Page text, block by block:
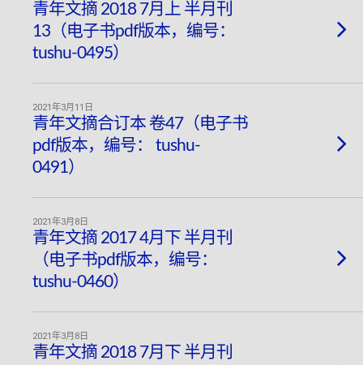
青年文摘 2018 7月上 半月刊
13（电子书pdf版本，编号：
tushu-0495）
2021年3月11日
青年文摘合订本 卷47（电子书
pdf版本，编号： tushu-
0491）
2021年3月8日
青年文摘 2017 4月下 半月刊
（电子书pdf版本，编号：
tushu-0460）
2021年3月8日
青年文摘 2018 7月下 半月刊